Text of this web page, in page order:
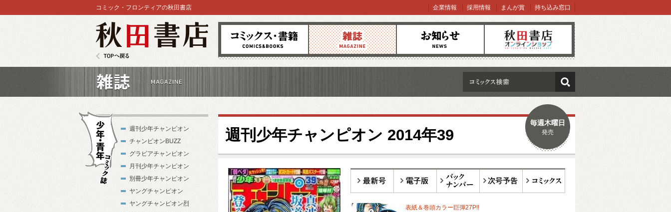
コミックス 雑誌 お知らせ オンラインショップ
コミック・フロンティアの秋田書店 企業情報 採用情報 まんが賞 持ち込み窓口
検索
週刊少年チャンピオン 2014年39
毎週木曜日
発売
表紙＆巻頭カラー巨弾27P!!
週刊少年チャンピオン
チャンピオンBUZZ
グラビアチャンピオン
月刊少年チャンピオン
別冊少年チャンピオン
ヤングチャンピオン
ヤングチャンピオン烈